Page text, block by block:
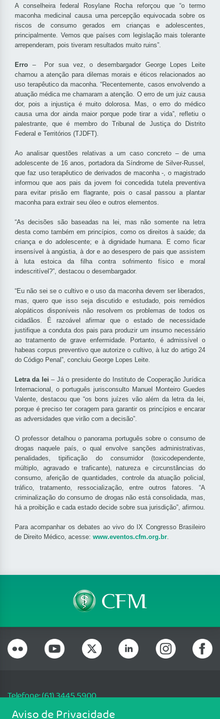
A conselheira federal Rosylane Rocha reforçou que “o termo
maconha medicinal causa uma percepção equivocada sobre os
riscos de consumo gerados em crianças e adolescentes,
principalmente. Vemos que países com legislação mais tolerante
arrependeram, pois tiveram resultados muito ruins”.
Erro – Por sua vez, o desembargador George Lopes Leite
chamou a atenção para dilemas morais e éticos relacionados ao
uso terapêutico da maconha. “Recentemente, casos envolvendo a
atuação médica me chamaram a atenção. O erro de um juiz causa
dor, pois a injustiça é muito dolorosa. Mas, o erro do médico
causa uma dor ainda maior porque pode tirar a vida”, refletiu o
palestrante, que é membro do Tribunal de Justiça do Distrito
Federal e Territórios (TJDFT).
Ao analisar questões relativas a um caso concreto – de uma
adolescente de 16 anos, portadora da Síndrome de Silver-Russel,
que faz uso terapêutico de derivados de maconha -, o magistrado
informou que aos pais da jovem foi concedida tutela preventiva
para evitar prisão em flagrante, pois o casal passou a plantar
maconha para extrair seu óleo e outros elementos.
“As decisões são baseadas na lei, mas não somente na letra
desta como também em princípios, como os direitos à saúde; da
criança e do adolescente; e à dignidade humana. E como ficar
insensível à angústia, à dor e ao desespero de pais que assistem
à luta estoica da filha contra sofrimento físico e moral
indescritível?”, destacou o desembargador.
“Eu não sei se o cultivo e o uso da maconha devem ser liberados,
mas, quero que isso seja discutido e estudado, pois remédios
alopáticos disponíveis não resolvem os problemas de todos os
cidadãos. É razoável afirmar que o estado de necessidade
justifique a conduta dos pais para produzir um insumo necessário
ao tratamento de grave enfermidade. Portanto, é admissível o
habeas corpus preventivo que autorize o cultivo, à luz do artigo 24
do Código Penal”, concluiu George Lopes Leite.
Letra da lei – Já o presidente do Instituto de Cooperação Jurídica
Internacional, o português jurisconsulto Manuel Monteiro Guedes
Valente, destacou que “os bons juízes vão além da letra da lei,
porque é preciso ter coragem para garantir os princípios e encarar
as adversidades que virão com a decisão”.
O professor detalhou o panorama português sobre o consumo de
drogas naquele país, o qual envolve sanções administrativas,
penalidades, tipificação do consumidor (toxicodependente,
múltiplo, agravado e traficante), natureza e circunstâncias do
consumo, aferição de quantidades, controle da atuação policial,
tráfico, tratamento, ressocialização, entre outros fatores. “A
criminalização do consumo de drogas não está consolidada, mas,
há a proibição e cada estado decide sobre sua jurisdição”, afirmou.
Para acompanhar os debates ao vivo do IX Congresso Brasileiro
de Direito Médico, acesse: www.eventos.cfm.org.br.
Telefone: (61) 3445 5900
Email: cfm@portalmedico.org.br
Aviso de Privacidade